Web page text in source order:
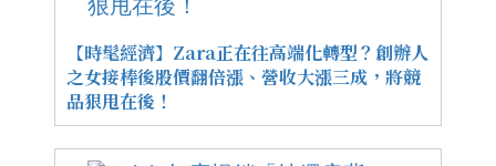
【時髦經濟】Zara正在往高端化轉型？創辦人
之女接棒後股價翻倍漲、營收大漲三成，將競
品狠甩在後！